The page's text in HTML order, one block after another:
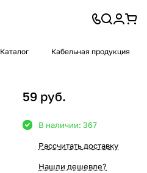
Каталог Кабельная продукция
59 руб.
В наличии: 367
Рассчитать доставку
Нашли дешевле?